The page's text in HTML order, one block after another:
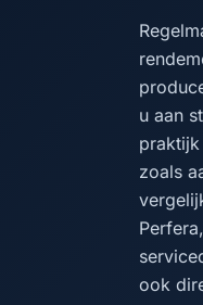
u aan
zoals
ook